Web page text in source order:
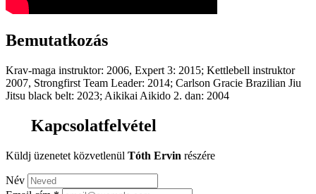
Bemutatkozás
Krav-maga instruktor: 2006, Expert 3: 2015; Kettlebell instruktor
2007, Strongfirst Team Leader: 2014; Carlson Gracie Brazilian Jiu
Jitsu black belt: 2023; Aikikai Aikido 2. dan: 2004
Kapcsolatfelvétel
Küldj üzenetet közvetlenül Tóth Ervin részére
Név